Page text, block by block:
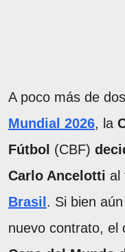
A poco más de
Mundial 2026, la
Fútbol (CBF)
Carlo Ancelotti al
Brasil . Si bien
nuevo contrato, el